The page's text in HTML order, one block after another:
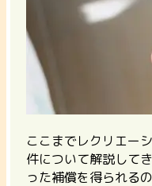
ここまでレクリエー
件について解説して
った補償を得られる